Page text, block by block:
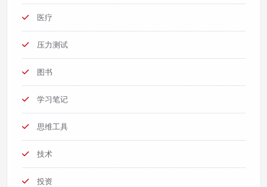
医疗
压力测试
图书
学习笔记
思维工具
技术
投资